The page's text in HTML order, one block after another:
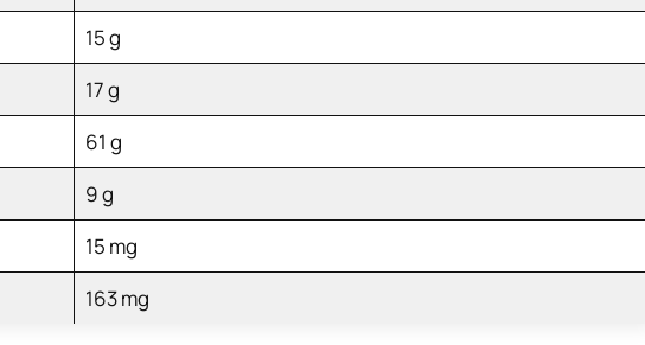
15 g
17 g
61 g
9 g
15 mg
163 mg